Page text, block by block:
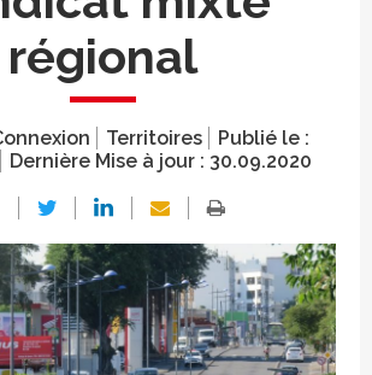
régional
Territoires
Publié le :
Dernière Mise à jour : 30.09.2020